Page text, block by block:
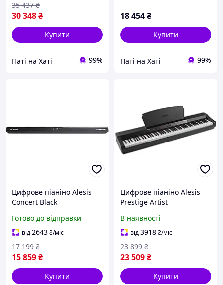
30 348₴
35 437 ₴
Купити
Паті на Хаті 99%
18 454₴
Купити
Паті на Хаті 99%
Цифрове піаніно Alesis
Concert Black
Готово до відправки
від2643₴/міс
15 859₴
17 199 ₴
Купити
Цифрове піаніно Alesis
Prestige Artist
В наявності
від3918₴/міс
23 509₴
23 899 ₴
Купити